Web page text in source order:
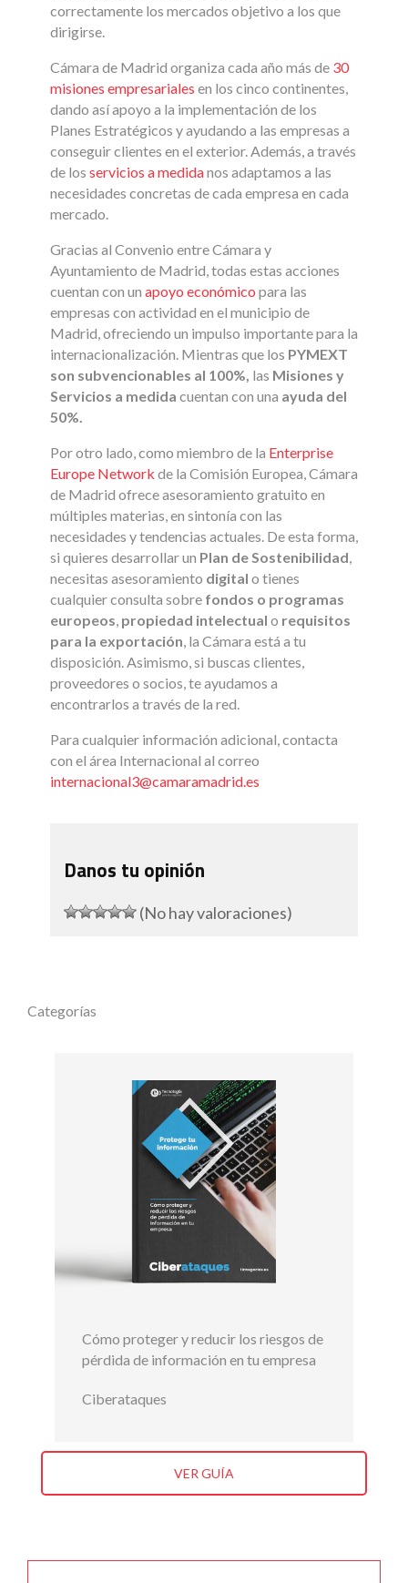
correctamente los mercados objetivo a los que
dirigirse.
Cámara de Madrid organiza cada año más de 30
misiones empresariales en los cinco continentes,
dando así apoyo a la implementación de los
Planes Estratégicos y ayudando a las empresas a
conseguir clientes en el exterior. Además, a través
de los servicios a medidanos adaptamos a las
necesidades concretas de cada empresa en cada
mercado.
Gracias al Convenio entre Cámara y
Ayuntamiento de Madrid, todas estas acciones
cuentan con un apoyo económico para las
empresas con actividad en el municipio de
Madrid, ofreciendo un impulso importante para la
internacionalización. Mientras que los PYMEXT
son subvencionables al 100%, las Misiones y
Servicios a medida cuentan con una ayuda del
50%.
Por otro lado, como miembro de la Enterprise
Europe Network de la Comisión Europea, Cámara
de Madrid ofrece asesoramiento gratuito en
múltiples materias, en sintonía con las
necesidades y tendencias actuales. De esta forma,
si quieres desarrollar un Plan de Sostenibilidad,
necesitas asesoramiento digital o tienes
cualquier consulta sobre fondos o programas
europeos, propiedad intelectual o requisitos
para la exportación, la Cámara está a tu
disposición. Asimismo, si buscas clientes,
proveedores o socios, te ayudamos a
encontrarlos a través de la red.
Para cualquier información adicional, contacta
con el área Internacional al correo
internacional3@camaramadrid.es
Danos tu opinión
(No hay valoraciones)
Categorías
Cómo proteger y reducir los riesgos de
pérdida de información en tu empresa
Ciberataques
VER GUÍA